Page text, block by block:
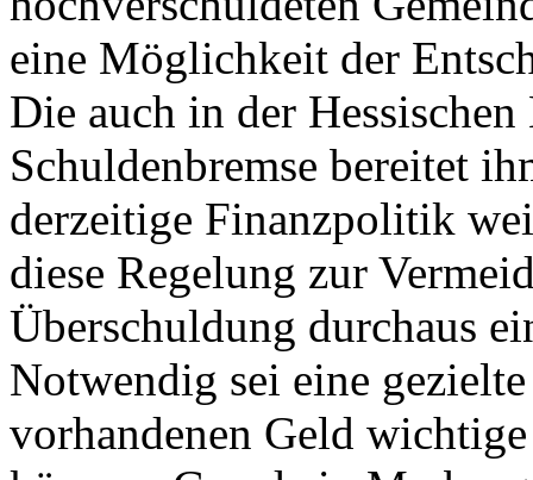
eine Möglichkeit der
Die auch in der
Schuldenbremse bereitet
derzeitige Finanzpolitik
diese Regelung zur
Überschuldung durchaus
Notwendig sei eine
vorhandenen Geld